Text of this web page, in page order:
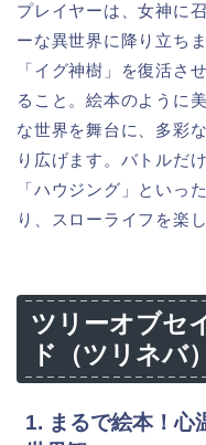
プレイヤーは、女神に
ーな異世界に降り立ち
「イグ神樹」を復活さ
ること。絵本のように
な世界を舞台に、多彩
り広げます。バトルだ
「ハウジング」といっ
り、スローライフを楽
ツリーオブセ
ド（ツリネバ
1. まるで絵本！心